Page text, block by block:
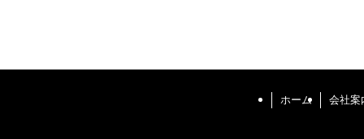
ホーム 会社案